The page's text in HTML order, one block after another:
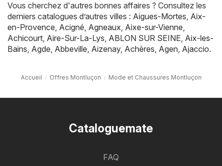
Vous cherchez d'autres bonnes affaires ? Consultez les
derniers catalogues d’autres villes : Aigues-Mortes, Aix-
en-Provence, Acigné, Agneaux, Aixe-sur-Vienne,
Achicourt, Aire-Sur-La-Lys, ABLON SUR SEINE, Aix-les-
Bains, Agde, Abbeville, Aizenay, Achères, Agen, Ajaccio.
Accueil Offres Montluçon Mode et Chaussures Montluçon
Cataloguemate
FAQ